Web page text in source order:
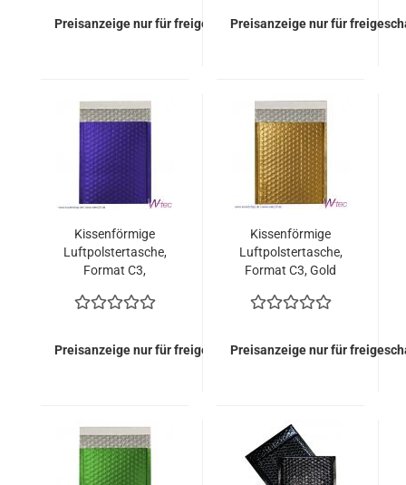
Preisanzeige nur für freigeschaltete Kunden
Preisanzeige nur für
Kissenförmige
Luftpolstertasche,
Format C3,
metallisch Matt (50
Preisanzeige nur für freigeschaltete Kunden
Kissenförmige
Luftpolstertasche,
Format C3, Gold
Stück = 109,50 Euro)
Preisanzeige nur für